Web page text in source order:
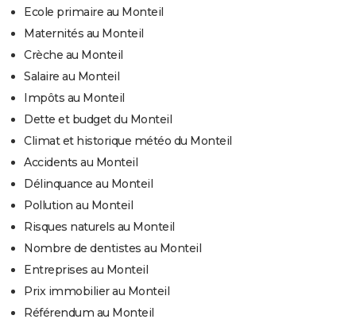
Ecole primaire au Monteil
Maternités au Monteil
Crèche au Monteil
Salaire au Monteil
Impôts au Monteil
Dette et budget du Monteil
Climat et historique météo du Monteil
Accidents au Monteil
Délinquance au Monteil
Pollution au Monteil
Risques naturels au Monteil
Nombre de dentistes au Monteil
Entreprises au Monteil
Prix immobilier au Monteil
Référendum au Monteil